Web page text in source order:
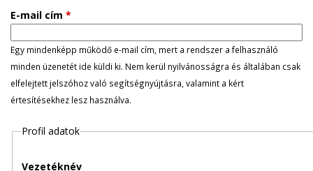
d
l
e
g
e
E-mail cím *
Egy mindenképp működő e-mail cím, mert a rendszer a felhasználó
minden üzenetét ide küldi ki. Nem kerül nyilvánosságra és általában csak
elfelejtett jelszóhoz való segítségnyújtásra, valamint a kért
értesítésekhez lesz használva.
Profil adatok
Vezetéknév